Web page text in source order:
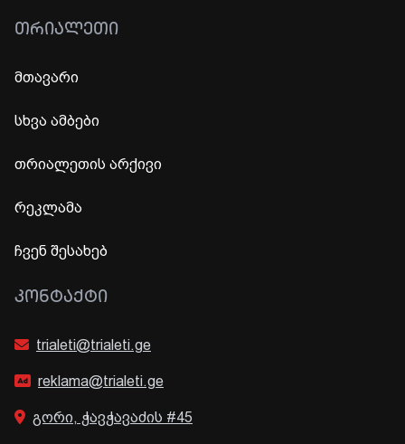
ᲗᲠᲘᲐᲚᲔᲗᲘ
მთავარი
სხვა ამბები
თრიალეთის არქივი
რეკლამა
ჩვენ შესახებ
ᲙᲝᲜᲢᲐᲥᲢᲘ
trialeti@trialeti.ge
reklama@trialeti.ge
გორი, ჭავჭავაძის #45